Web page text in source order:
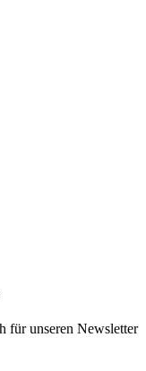
für unseren Newsletter